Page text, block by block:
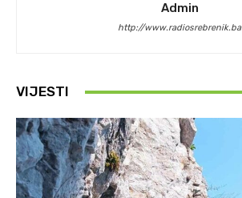
Admin
http://www.radiosrebrenik.ba
VIJESTI